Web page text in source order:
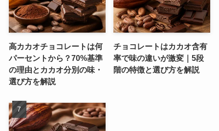
高カカオチョコレートは何
パーセントから？70%基準
の理由とカカオ分別の味・
選び方を解説
チョコレートはカカオ含有
率で味の違いが激変｜5段
階の特徴と選び方を解説